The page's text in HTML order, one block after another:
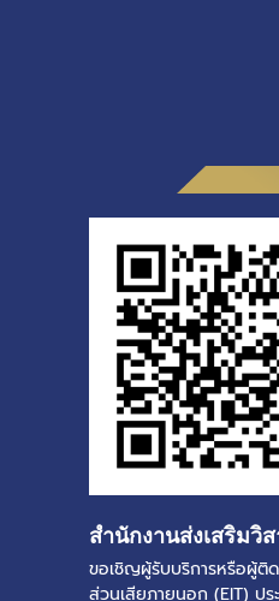
สำนักงานส่งเสริมวิ
ขอเชิญผู้รับบริการหรือผู้ติ
ส่วนเสียภายนอก (EIT) ป